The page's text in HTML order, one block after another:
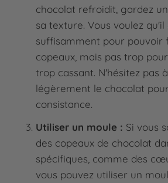
chocolat refroidit, gardez
sa texture. Vous voulez qu'il
suffisamment pour pouvoir
copeaux, mais pas trop
trop cassant. N'hésitez pas
légèrement le chocolat
consistance.
Utiliser un moule : Si vous
des copeaux de chocolat
spécifiques, comme des
vous pouvez utiliser un